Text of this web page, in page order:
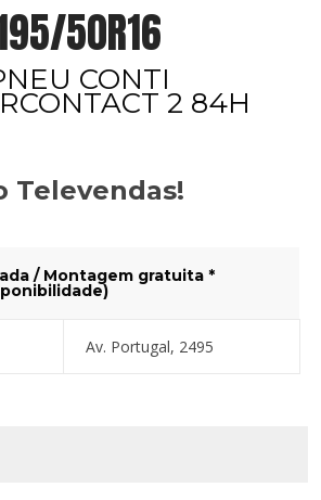
50R16
CONTI
2 84H
Televendas!
/ Montagem gratuita *
Av. Portugal, 2495